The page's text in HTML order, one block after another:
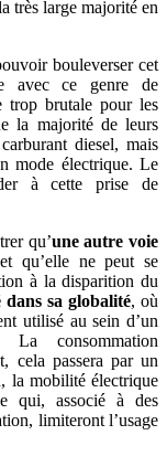
très large majorité en
bouleverser cet
avec ce genre de
trop brutale pour les
la majorité de leurs
diesel, mais
mode électrique. Le
à cette prise de
qu’une autre voie
qu’elle ne peut se
à la disparition du
sa globalité, où
utilisé au sein d’un
La consommation
cela passera par un
la mobilité électrique
qui, associé à des
limiteront l’usage